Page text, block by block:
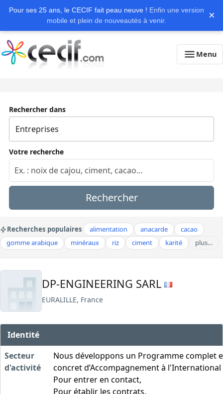
Pour ses 25 ans, le CECIF fait peau neuve ! Enfin une version
mobile et plein de nouveautés à venir.
×
Menu
Rechercher dans
Votre recherche
Rechercher
Recherches populaires alimentation anacarde
cacao
gomme arabique
minéraux riz ciment karité plus…
DP-ENGINEERING SARL
EURALILLE, France
Identité
Secteur
d'activité
Nous développons un Programme complet
concret d’Accompagnement à l'International
Pour entrer en contact,
Pour établir les contrats,